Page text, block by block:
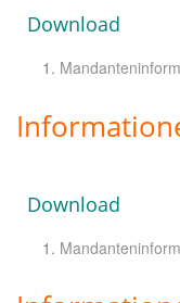
Download
Download